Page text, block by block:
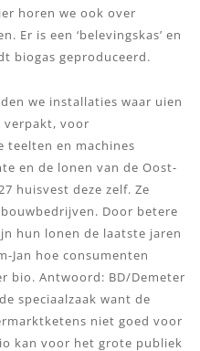
horen we ook over
Er is een ‘belevingskas’ en
biogas geproduceerd.
we installaties waar uien
verpakt, voor
teelten en machines
en de lonen van de Oost-
huisvest deze zelf. Ze
Door betere
hun lonen de laatste jaren
Jan hoe consumenten
bio. Antwoord: BD/Demeter
speciaalzaak want de
niet goed voor
kan voor het grote publiek